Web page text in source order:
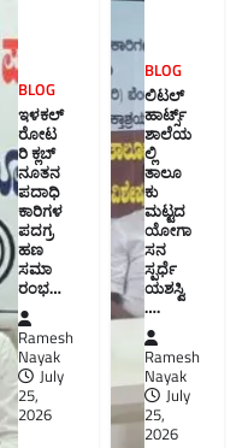
BLOG
ಇಳಕಲ್
ರೋಟ
ರಿ ಕ್ಲಬ್
ನೂತನ‌
ಪದಾಧಿ
ಕಾರಿಗಳ
ಪದಗ್ರ
ಹಣ
ಸಮಾ
ರಂಭ…
Ramesh
Nayak
July
25,
2026
BLOG
ಲಿಟಲ್
ಹಾರ್ಟ್ಸ್
ಶಾಲೆಯ
ಲ್ಲಿ
ತಾಲೂ
ಕು
ಮಟ್ಟದ
ಯೋಗಾ
ಸನ
ಸ್ಪರ್ಧೆ
ಯಶಸ್ವಿ
….
Ramesh
Nayak
July
25,
2026